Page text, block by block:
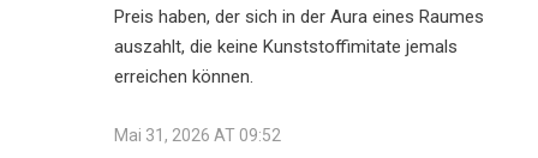
Preis haben, der sich in der Aura eines Raumes
auszahlt, die keine Kunststoffimitate jemals
erreichen können.
Mai 31, 2026 AT 09:52